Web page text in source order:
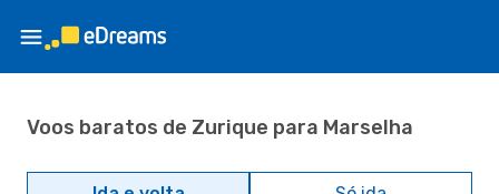
Voos baratos de Zurique para Marselha